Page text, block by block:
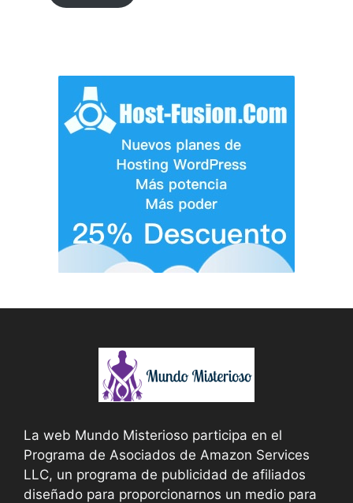
La web Mundo Misterioso participa en el
Programa de Asociados de Amazon Services
LLC, un programa de publicidad de afiliados
diseñado para proporcionarnos un medio para